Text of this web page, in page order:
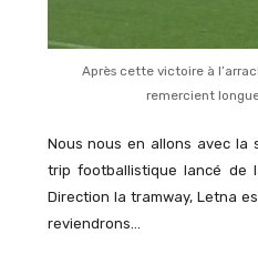
Après cette victoire à
remercient
Nous nous en allons avec la
trip footballistique lancé de
Direction la tramway, Letna
reviendrons…